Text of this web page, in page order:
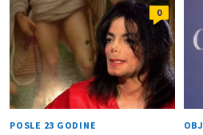
0
POSLE 23 GODINE